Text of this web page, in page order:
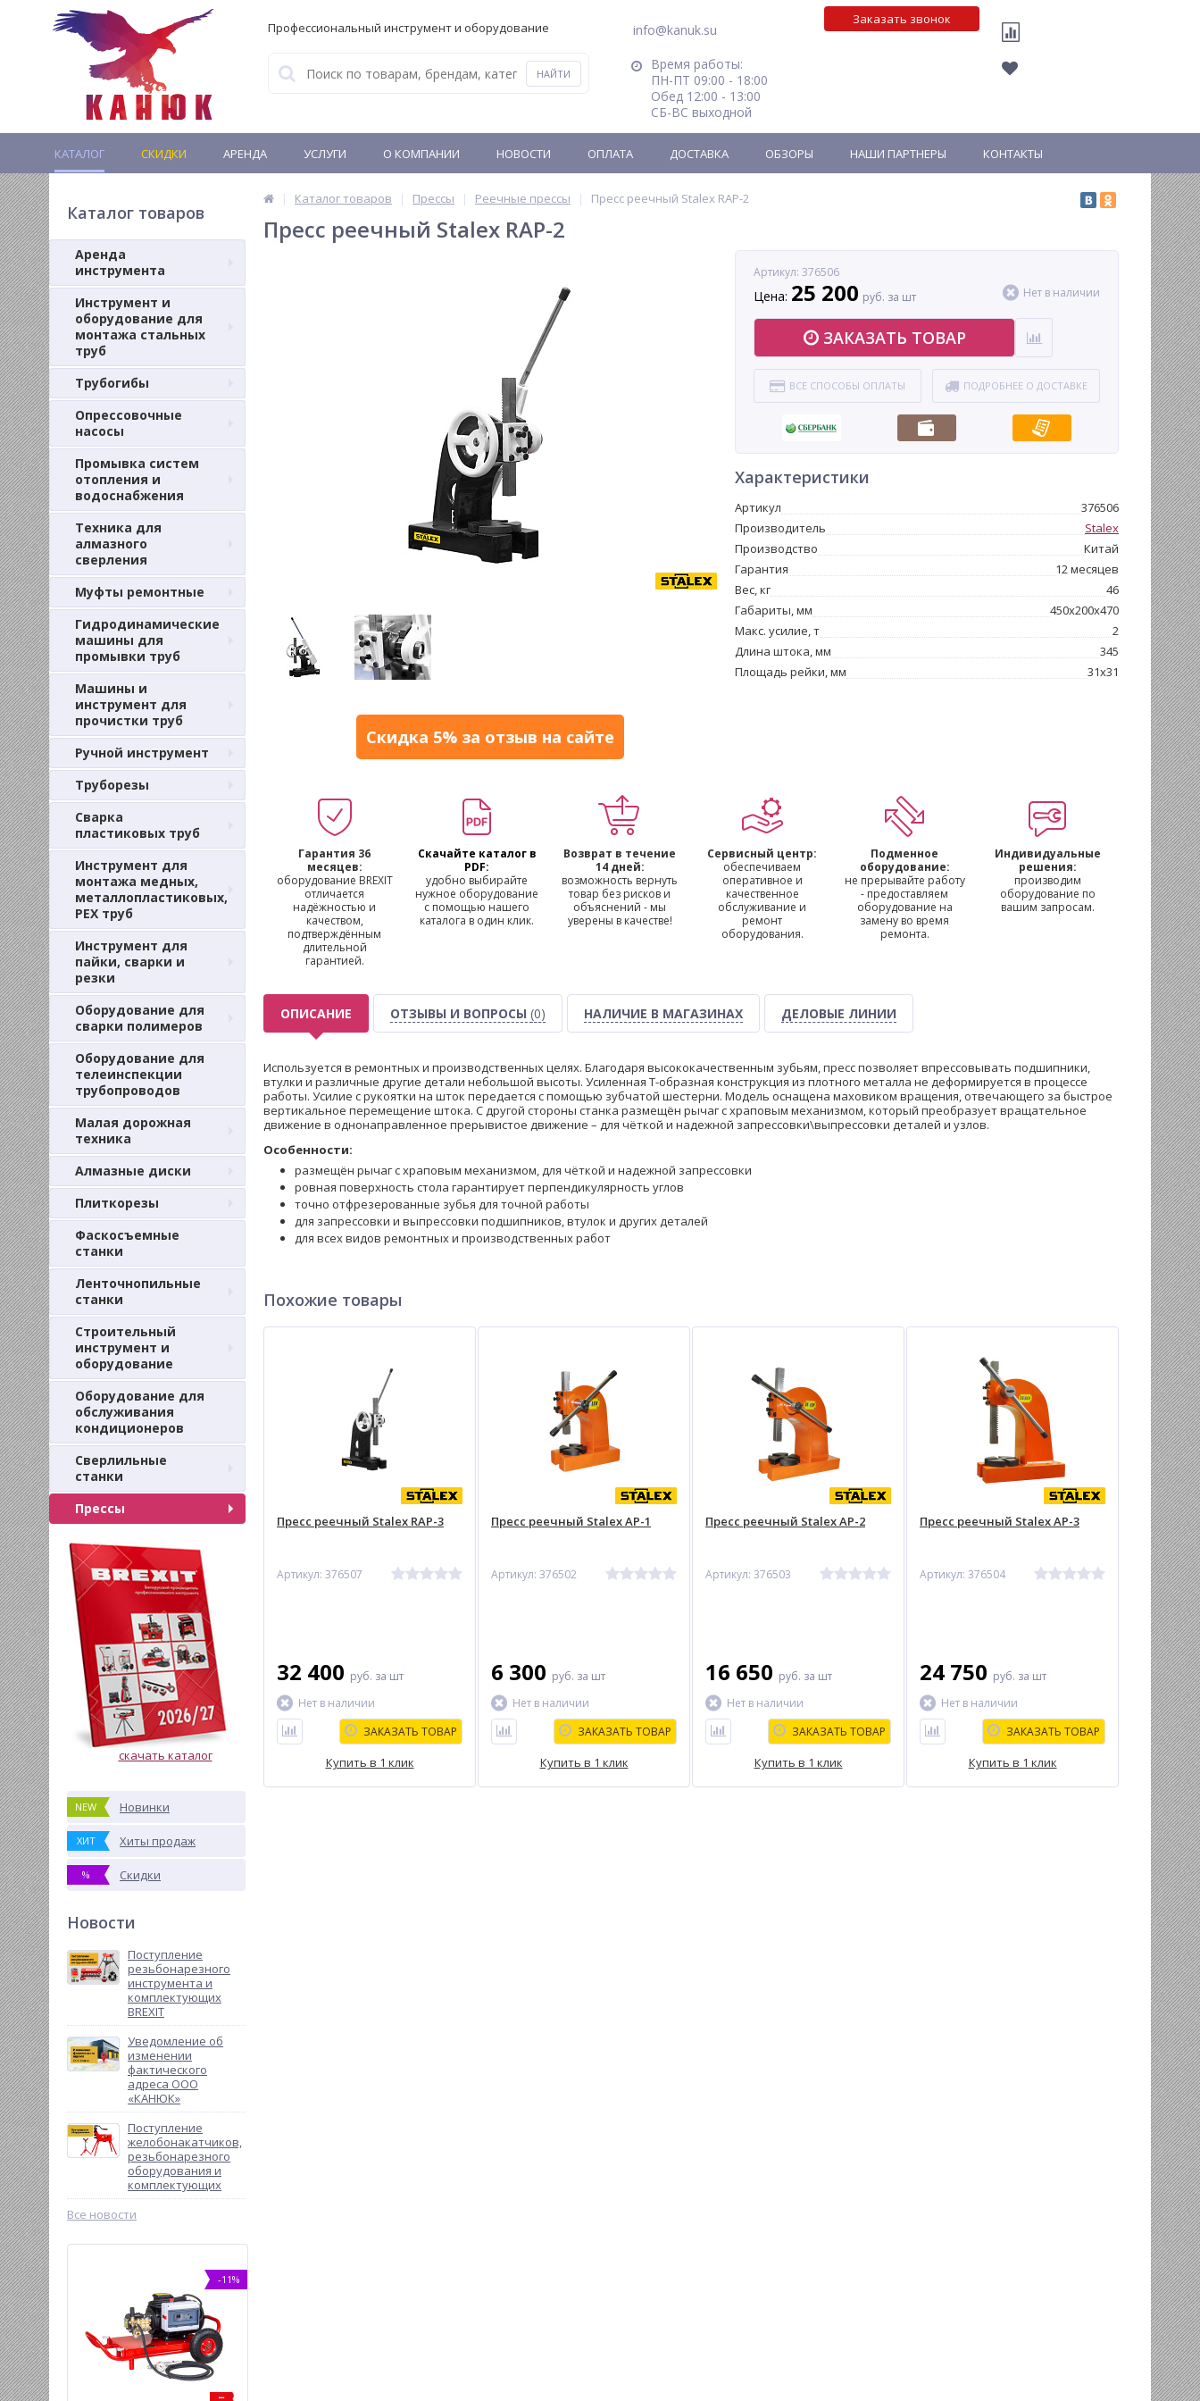
Профессиональный инструмент и оборудование
info@kanuk.su
Время работы:
ПН-ПТ 09:00 - 18:00
Обед 12:00 - 13:00
СБ-ВС выходной
Заказать звонок
КАТАЛОГ СКИДКИ АРЕНДА УСЛУГИ О КОМПАНИИ НОВОСТИ ОПЛАТА ДОСТАВКА ОБЗОРЫ НАШИ ПАРТНЕРЫ КОНТАКТЫ
Каталог товаров
Аренда
инструмента
Инструмент и
оборудование для
монтажа стальных
труб
Трубогибы
Опрессовочные
насосы
Промывка систем
отопления и
водоснабжения
Техника для
алмазного
сверления
Муфты ремонтные
Гидродинамические
машины для
промывки труб
Машины и
инструмент для
прочистки труб
Ручной инструмент
Труборезы
Сварка
пластиковых труб
Инструмент для
монтажа медных,
металлопластиковых,
PEX труб
Инструмент для
пайки, сварки и
резки
Оборудование для
сварки полимеров
Оборудование для
телеинспекции
трубопроводов
Малая дорожная
техника
Алмазные диски
Плиткорезы
Фаскосъемные
станки
Ленточнопильные
станки
Строительный
инструмент и
оборудование
Оборудование для
обслуживания
кондиционеров
Сверлильные
станки
Прессы
скачать каталог
NEW Новинки
ХИТ Хиты продаж
% Скидки
Новости
Поступление
резьбонарезного
инструмента и
комплектующих
BREXIT
Уведомление об
изменении
фактического
адреса ООО
«КАНЮК»
Поступление
желобонакатчиков,
резьбонарезного
оборудования и
комплектующих
Все новости
% -11%
Каталог товаров Прессы Реечные прессы Пресс реечный Stalex RAP-2
Пресс реечный Stalex RAP-2
Скидка 5% за отзыв на сайте
Артикул: 376506
Цена: 25 200 руб. за шт Нет в наличии
ЗАКАЗАТЬ ТОВАР
ВСЕ СПОСОБЫ ОПЛАТЫ ПОДРОБНЕЕ О ДОСТАВКЕ
Характеристики
Артикул
376506
Производитель
Stalex
Производство
Китай
Гарантия
12 месяцев
Вес, кг
46
Габариты, мм
450x200x470
Макс. усилие, т
2
Длина штока, мм
345
Площадь рейки, мм
31x31
Гарантия 36
месяцев:
оборудование BREXIT
отличается
надёжностью и
качеством,
подтверждённым
длительной
гарантией.
Скачайте каталог в
PDF:
удобно выбирайте
нужное оборудование
с помощью нашего
каталога в один клик.
Возврат в течение
14 дней:
возможность вернуть
товар без рисков и
объяснений - мы
уверены в качестве!
Сервисный центр:
обеспечиваем
оперативное и
качественное
обслуживание и
ремонт
оборудования.
Подменное
оборудование:
не прерывайте работу
- предоставляем
оборудование на
замену во время
ремонта.
Индивидуальные
решения:
производим
оборудование по
вашим запросам.
ОПИСАНИЕ ОТЗЫВЫ И ВОПРОСЫ (0) НАЛИЧИЕ В МАГАЗИНАХ ДЕЛОВЫЕ ЛИНИИ
Используется в ремонтных и производственных целях. Благодаря высококачественным зубьям, пресс позволяет впрессовывать подшипники,
втулки и различные другие детали небольшой высоты. Усиленная Т-образная конструкция из плотного металла не деформируется в процессе
работы. Усилие с рукоятки на шток передается с помощью зубчатой шестерни. Модель оснащена маховиком вращения, отвечающего за быстрое
вертикальное перемещение штока. С другой стороны станка размещён рычаг с храповым механизмом, который преобразует вращательное
движение в однонаправленное прерывистое движение – для чёткой и надежной запрессовки\выпрессовки деталей и узлов.
Особенности:
размещён рычаг с храповым механизмом, для чёткой и надежной запрессовки
ровная поверхность стола гарантирует перпендикулярность углов
точно отфрезерованные зубья для точной работы
для запрессовки и выпрессовки подшипников, втулок и других деталей
для всех видов ремонтных и производственных работ
Похожие товары
Пресс реечный Stalex RAP-3
Артикул: 376507
32 400 руб. за шт
Нет в наличии
ЗАКАЗАТЬ ТОВАР
Купить в 1 клик
Пресс реечный Stalex AP-1
Артикул: 376502
6 300 руб. за шт
Нет в наличии
ЗАКАЗАТЬ ТОВАР
Купить в 1 клик
Пресс реечный Stalex AP-2
Артикул: 376503
16 650 руб. за шт
Нет в наличии
ЗАКАЗАТЬ ТОВАР
Купить в 1 клик
Пресс реечный Stalex AP-3
Артикул: 376504
24 750 руб. за шт
Нет в наличии
ЗАКАЗАТЬ ТОВАР
Купить в 1 клик